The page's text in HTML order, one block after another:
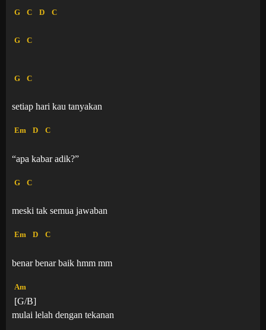
G C D C
G C
G C
setiap hari kau tanyakan
Em D C
“apa kabar adik?”
G C
meski tak semua jawaban
Em D C
benar benar baik hmm mm
Am
[G/B]
mulai lelah dengan tekanan